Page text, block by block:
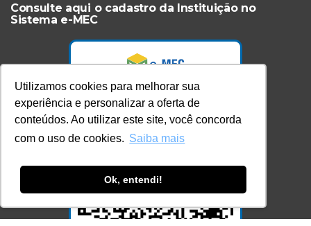
Utilizamos cookies para melhorar sua
experiência e personalizar a oferta de
conteúdos. Ao utilizar este site, você concorda
com o uso de cookies. Saiba mais
Ok, entendi!
Consulte aqui o cadastro da Instituição no
Sistema e-MEC